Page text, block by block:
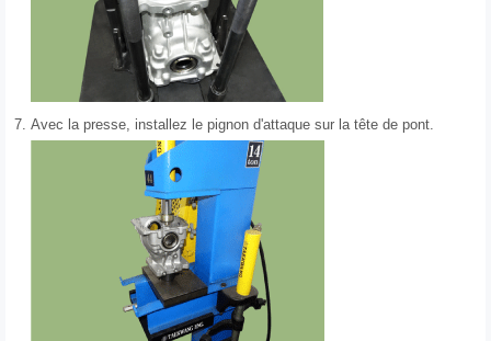
7. Avec la presse, installez le pignon d'attaque sur la tête de pont.